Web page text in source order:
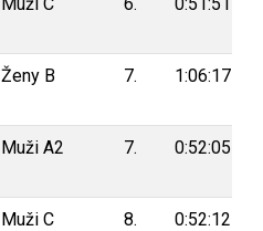
Ženy B 7. 1:06:17
Muži A2 7. 0:52:05
Muži C 8. 0:52:12